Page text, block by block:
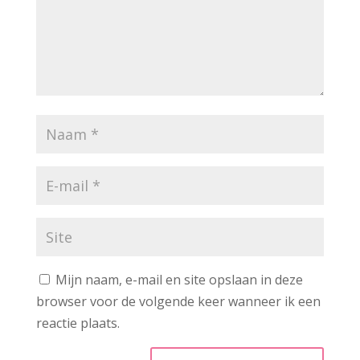
Mijn naam, e-mail en site opslaan in deze
browser voor de volgende keer wanneer ik een
reactie plaats.